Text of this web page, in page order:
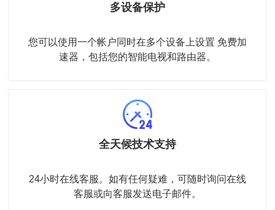
多设备保护
您可以使用一个帐户同时在多个设备上设置 免费加
速器，包括您的智能电视和路由器。
全天候技术支持
24小时在线客服。如有任何疑难，可随时询问在线
客服或向客服发送电子邮件。